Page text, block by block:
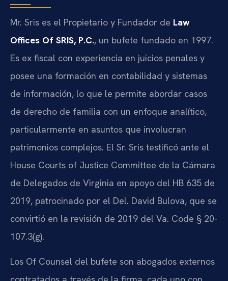
Mr. Sris es el Propietario y Fundador de Law
Offices Of SRIS, P.C., un bufete fundado en 1997.
Es ex fiscal con experiencia en juicios penales y
posee una formación en contabilidad y sistemas
de información, lo que le permite abordar casos
de derecho de familia con un enfoque analítico,
particularmente en asuntos que involucran
patrimonios complejos. El Sr. Sris testificó ante el
House Courts of Justice Committee de la Cámara
de Delegados de Virginia en apoyo del HB 635 de
2019, patrocinado por el Del. David Bulova, que se
convirtió en la revisión de 2019 del Va. Code § 20-
107.3(g).
Los Of Counsel del bufete son abogados externos